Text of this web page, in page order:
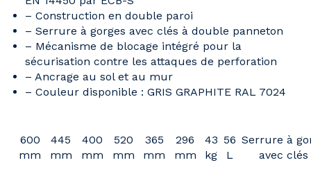
– Construction en double paroi
– Serrure à gorges avec clés à double panneton
– Mécanisme de blocage intégré pour la
sécurisation contre les attaques de perforation
– Ancrage au sol et au mur
– Couleur disponible : GRIS GRAPHITE RAL 7024
600
mm
445
mm
400
mm
520
mm
365
mm
296
mm
43
kg
56
L
Serrure à
avec clés